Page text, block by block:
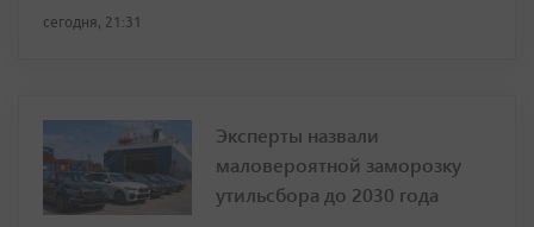
сегодня, 21:31
Эксперты назвали
маловероятной заморозку
утильсбора до 2030 года